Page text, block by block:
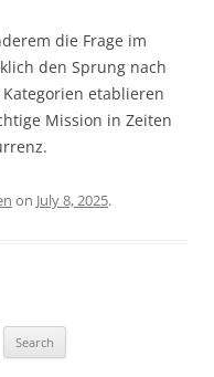
die Frage im
den Sprung nach
etablieren
Mission in Zeiten
on July 8, 2025.